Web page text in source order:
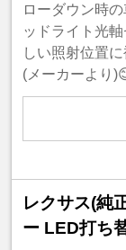
ローダウン時
ッドライト光
しい照射位置
(メーカーより
レクサス(純
ー LED打ち